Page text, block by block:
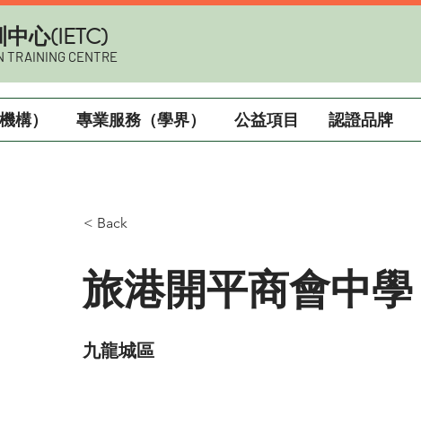
心(IETC)
TRAINING CENTRE
構） 專業服務（學界） 公益項目 認證品牌
< Back
旅港開平商會中學
九龍城區